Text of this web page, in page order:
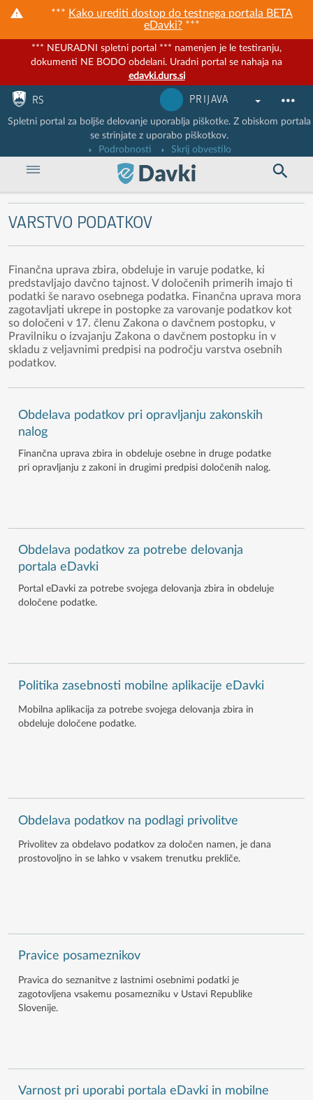
*** Kako urediti dostop do testnega portala BETA
eDavki? ***
*** NEURADNI spletni portal *** namenjen je le testiranju,
dokumenti NE BODO obdelani. Uradni portal se nahaja na
edavki.durs.si
Nadaljuj na vsebino
Nadaljuj na vsebino zaprtega portala
RS PRIJAVA
Spletni portal za boljše delovanje uporablja piškotke. Z obiskom portala
se strinjate z uporabo piškotkov.
Podrobnosti
Skrij obvestilo
VARSTVO PODATKOV
Finančna uprava zbira, obdeluje in varuje podatke, ki
predstavljajo davčno tajnost. V določenih primerih imajo ti
podatki še naravo osebnega podatka. Finančna uprava mora
zagotavljati ukrepe in postopke za varovanje podatkov kot
so določeni v 17. členu Zakona o davčnem postopku, v
Pravilniku o izvajanju Zakona o davčnem postopku in v
skladu z veljavnimi predpisi na področju varstva osebnih
podatkov.
Obdelava podatkov pri opravljanju zakonskih
nalog
Finančna uprava zbira in obdeluje osebne in druge podatke
pri opravljanju z zakoni in drugimi predpisi določenih nalog.
Obdelava podatkov za potrebe delovanja
portala eDavki
Portal eDavki za potrebe svojega delovanja zbira in obdeluje
določene podatke.
Politika zasebnosti mobilne aplikacije eDavki
Mobilna aplikacija za potrebe svojega delovanja zbira in
obdeluje določene podatke.
Obdelava podatkov na podlagi privolitve
Privolitev za obdelavo podatkov za določen namen, je dana
prostovoljno in se lahko v vsakem trenutku prekliče.
Pravice posameznikov
Pravica do seznanitve z lastnimi osebnimi podatki je
zagotovljena vsakemu posamezniku v Ustavi Republike
Slovenije.
Varnost pri uporabi portala eDavki in mobilne